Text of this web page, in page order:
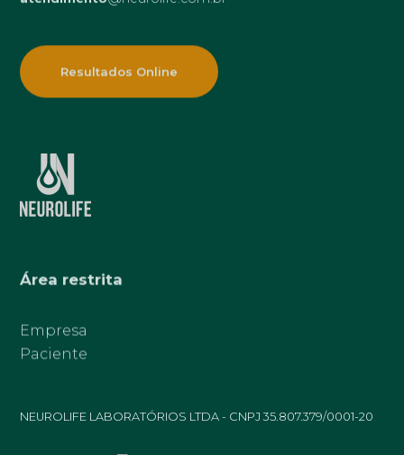
Paciente
NEUROLIFE LABORATÓRIOS LTDA - CNPJ 35.807.379/0001-20